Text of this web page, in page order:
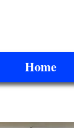
Home